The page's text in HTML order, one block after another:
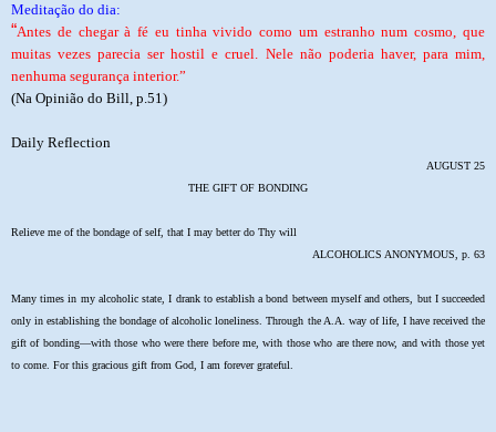
Meditação do dia:
“Antes de chegar à fé eu tinha vivido como um estranho num cosmo, que
muitas vezes parecia ser hostil e cruel. Nele não poderia haver, para mim,
nenhuma segurança interior.”
(Na Opinião do Bill, p.51)
Daily Reflection
AUGUST 25
THE GIFT OF BONDING
Relieve me of the bondage of self, that I may better do Thy will
ALCOHOLICS ANONYMOUS, p. 63
Many times in my alcoholic state, I drank to establish a bond between myself and others, but I succeeded
only in establishing the bondage of alcoholic loneliness. Through the A.A. way of life, I have received the
gift of bonding—with those who were there before me, with those who are there now, and with those yet
to come. For this gracious gift from God, I am forever grateful.